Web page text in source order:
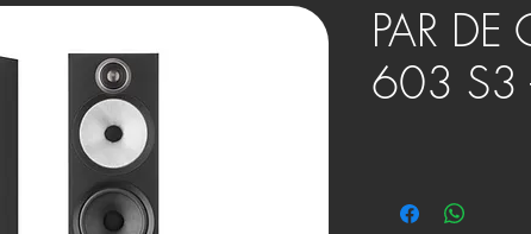
PAR DE
603 S3